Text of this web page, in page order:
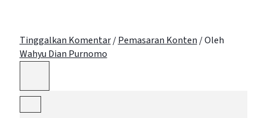
Tinggalkan Komentar/Pemasaran Konten / Oleh
Wahyu Dian Purnomo